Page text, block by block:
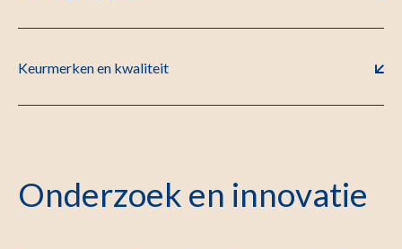
Keurmerken en kwaliteit
Onderzoek en innovatie